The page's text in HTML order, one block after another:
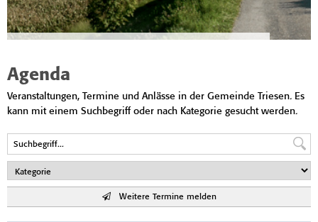
Agenda
Veranstaltungen, Termine und Anlässe in der Gemeinde Triesen. Es
kann mit einem Suchbegriff oder nach Kategorie gesucht werden.
Weitere Termine melden